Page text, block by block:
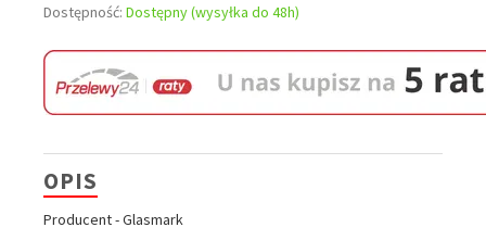
Dostępność: Dostępny (wysyłka do 48h)
OPIS
Producent - Glasmark